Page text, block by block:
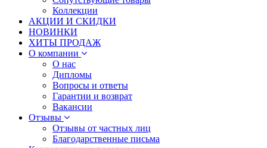
Коллекции
АКЦИИ И СКИДКИ
НОВИНКИ
ХИТЫ ПРОДАЖ
О компании
О нас
Дипломы
Вопросы и ответы
Гарантии и возврат
Вакансии
Отзывы
Отзывы от частных лиц
Благодарственные письма